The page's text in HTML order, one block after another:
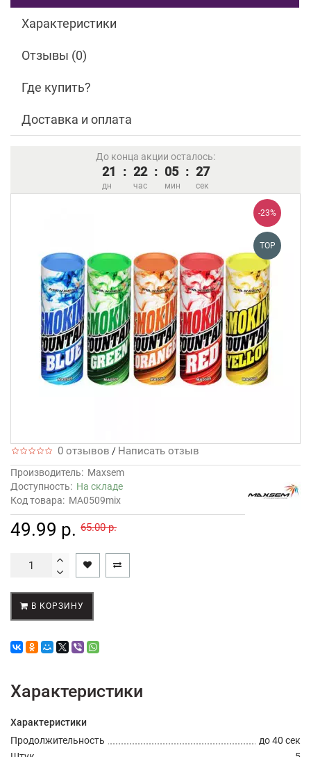
Характеристики
Отзывы (0)
Где купить?
Доставка и оплата
До конца акции осталось:
21
дн
: 22
час
: 05
мин
: 26
сек
-23%
TOP
0 отзывов / Написать отзыв
Производитель: Maxsem
Доступность: На складе
Код товара: MA0509mix
49.99 р. 65.00 р.
В КОРЗИНУ
Характеристики
Характеристики
Продолжительность
до 40 сек